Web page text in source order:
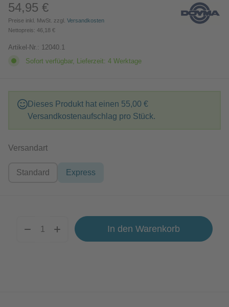
Regulärer Preis:
54,95 €
Preise inkl. MwSt. zzgl. Versandkosten
Nettopreis: 46,18 €
Artikel-Nr.: 12040.1
Sofort verfügbar, Lieferzeit: 4 Werktage
Dieses Produkt hat einen 55,00 €
Versandkostenaufschlag pro Stück.
Versandartauswählen
Standard Express
In den Warenkorb